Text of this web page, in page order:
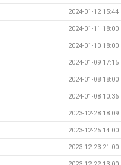
2024-01-12 15:44
2024-01-11 18:00
2024-01-10 18:00
2024-01-09 17:15
2024-01-08 18:00
2024-01-08 10:36
2023-12-28 18:09
2023-12-25 14:00
2023-12-23 21:00